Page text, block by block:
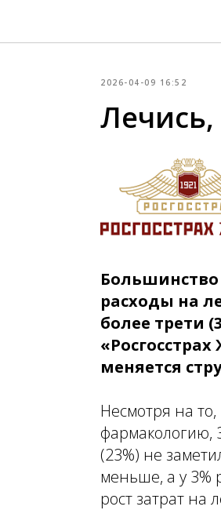
2026-04-09 16:52
Лечись,
Большинство
расходы на
более трети
меняется
Несмотря на
фармакологию,
(23%) не
меньше, а у 3%
рост затрат на